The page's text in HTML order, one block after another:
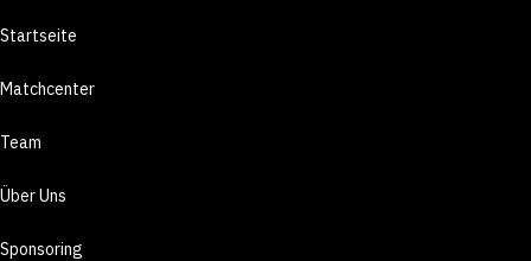
Startseite
Matchcenter
Team
Über Uns
Sponsoring